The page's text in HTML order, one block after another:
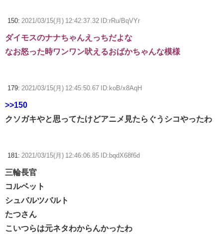
150: 2021/03/15(月) 12:42:37.32 ID:rRu/BqVYr
ダイモスのナナちゃんえっちだよな
なお怒った時ワンワン吠えるおばかちゃんな模様
179: 2021/03/15(月) 12:45:50.67 ID:koB/x8AqH
>>150
クソガキやと思ってたけどアニメ見たらぐうシコやったわ
181: 2021/03/15(月) 12:46:06.85 ID:bqdX68f6d
三輪長官
コルベット
シュバルツバルト
たつさん
こいつらは元ネタわからんかったわ